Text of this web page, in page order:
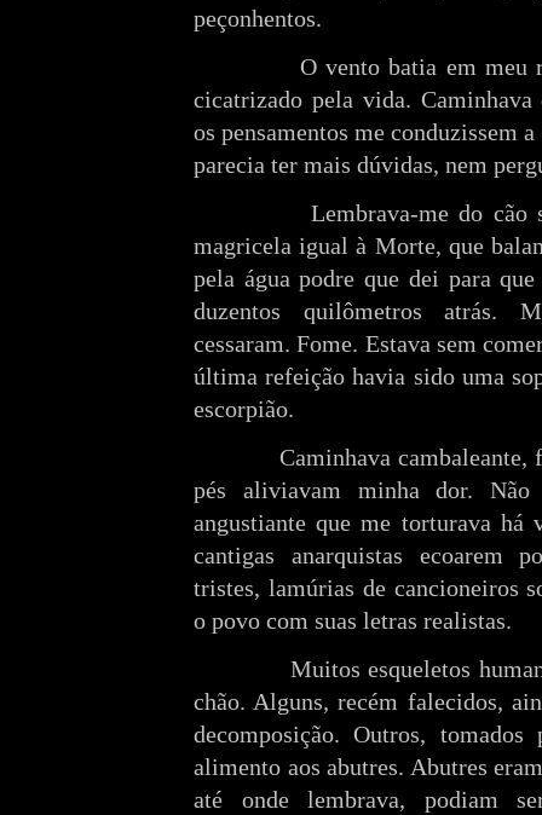
peçonhentos.
O vento batia em meu
cicatrizado pela vida. Caminhava
os pensamentos me conduzissem
parecia ter mais dúvidas, nem
Lembrava-me do cão
magricela igual à Morte, que
pela água podre que dei para
duzentos quilômetros atrás.
cessaram. Fome. Estava sem
última refeição havia sido uma
escorpião.
Caminhava cambaleante,
pés aliviavam minha dor.
angustiante que me torturava
cantigas anarquistas ecoarem
tristes, lamúrias de cancioneiros
o povo com suas letras realistas.
Muitos esqueletos
chão. Alguns, recém falecidos,
decomposição. Outros,
alimento aos abutres. Abutres
até onde lembrava, podiam